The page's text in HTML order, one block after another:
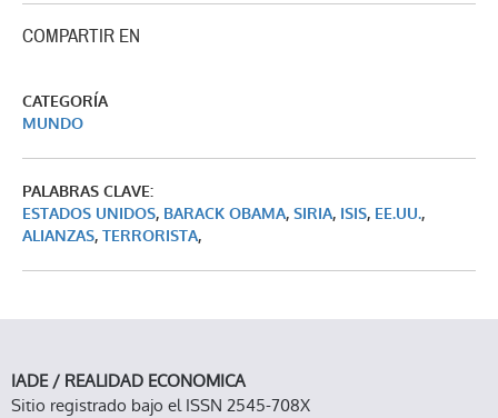
COMPARTIR EN
CATEGORÍA
MUNDO
PALABRAS CLAVE:
ESTADOS UNIDOS, BARACK OBAMA, SIRIA, ISIS, EE.UU.,
ALIANZAS, TERRORISTA,
IADE / REALIDAD ECONOMICA
Sitio registrado bajo el ISSN 2545-708X